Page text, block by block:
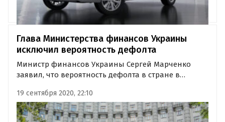
Глава Министерства финансов Украины
исключил вероятность дефолта
Министр финансов Украины Сергей Марченко
заявил, что вероятность дефолта в стране в
Минфина рассказал о ожидаемом среднегодовом
курсе доллара.
19 сентября 2020, 22:10